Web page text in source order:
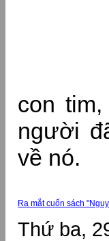
con
người
về nó.
Ra mắt cuốn sách
Thứ ba,